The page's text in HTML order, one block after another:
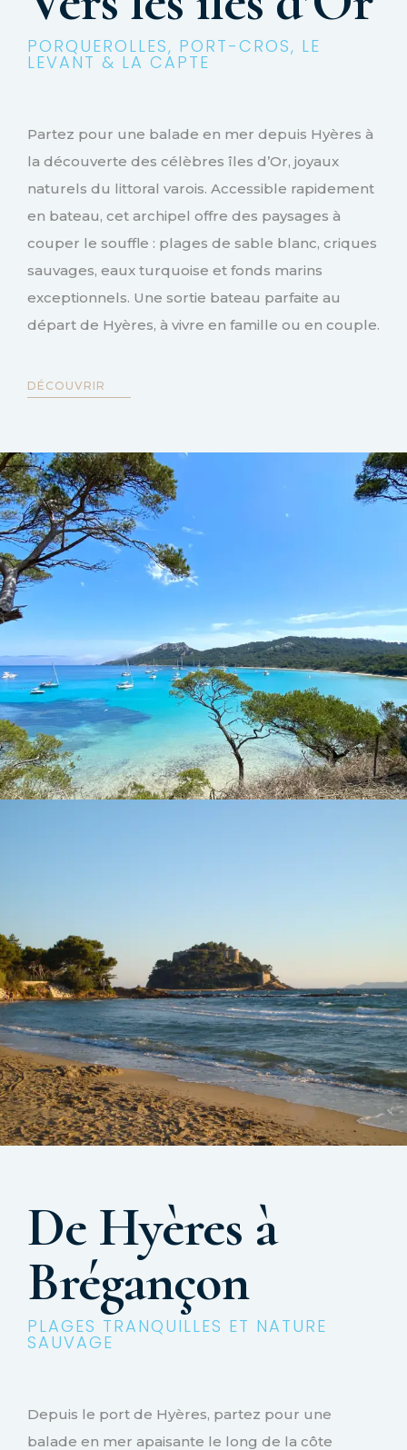
PORQUEROLLES, PORT-CROS, LE
LEVANT & LA CAPTE
Partez pour une balade en mer depuis Hyères à
la découverte des célèbres îles d’Or, joyaux
naturels du littoral varois. Accessible rapidement
en bateau, cet archipel offre des paysages à
couper le souffle : plages de sable blanc, criques
sauvages, eaux turquoise et fonds marins
exceptionnels. Une sortie bateau parfaite au
départ de Hyères, à vivre en famille ou en couple.
DÉCOUVRIR
De Hyères à
Brégançon
PLAGES TRANQUILLES ET NATURE
SAUVAGE
Depuis le port de Hyères, partez pour une
balade en mer apaisante le long de la côte